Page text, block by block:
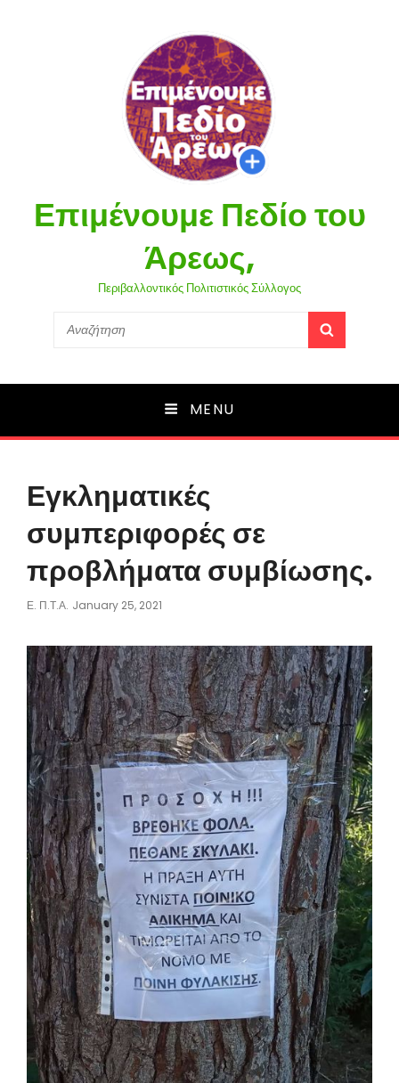
Επιμένουμε Πεδίο του
Άρεως,
Περιβαλλοντικός Πολιτιστικός Σύλλογος
Search
MENU
Εγκληματικές
συμπεριφορές σε
προβλήματα συμβίωσης.
Ε. Π.τ.Α. Posted
January 25, 2021